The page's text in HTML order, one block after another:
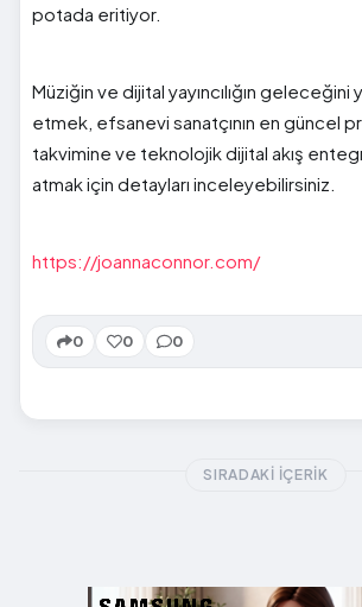
potada eritiyor.
Müziğin ve dijital yayıncılığın geleceğini
etmek, efsanevi sanatçının en güncel
takvimine ve teknolojik dijital akış
atmak için detayları inceleyebilirsiniz.
https://joannaconnor.com/
0 0 0
SIRADAKI İÇERIK